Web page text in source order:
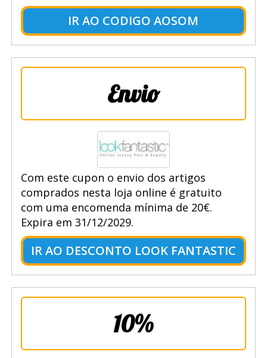
IR AO CODIGO AOSOM
Envio
Com este cupon o envio dos artigos
comprados nesta loja online é gratuito
com uma encomenda mínima de 20€.
Expira em 31/12/2029.
IR AO DESCONTO LOOK FANTASTIC
10%